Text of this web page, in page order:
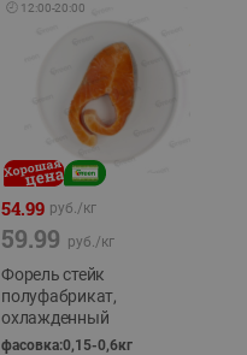
🕘 12:00-20:00
54.99 руб./кг
59.99 руб./кг
Форель стейк
полуфабрикат,
охлажденный
фасовка:0,15-0,6кг